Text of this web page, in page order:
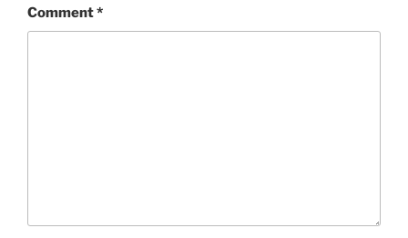
Comment*